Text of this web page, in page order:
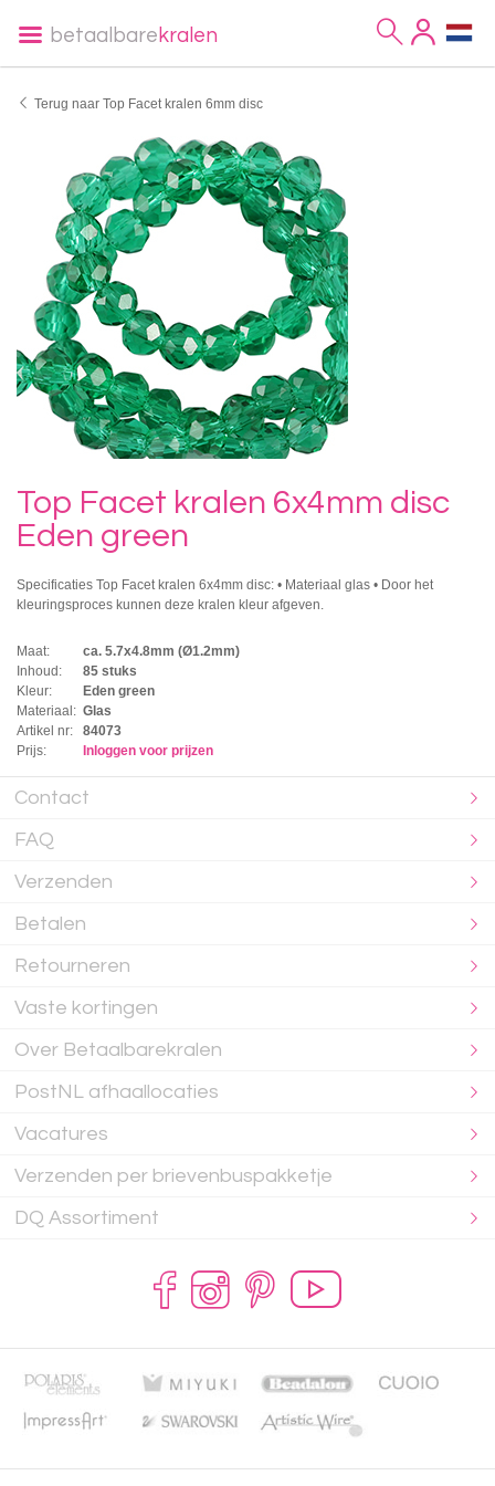
betaalbare kralen
Terug naar Top Facet kralen 6mm disc
Top Facet kralen 6x4mm disc
Eden green
Specificaties Top Facet kralen 6x4mm disc: • Materiaal glas • Door het
kleuringsproces kunnen deze kralen kleur afgeven.
Maat:
ca. 5.7x4.8mm (Ø1.2mm)
Inhoud:
85 stuks
Kleur:
Eden green
Materiaal: Glas
Artikel nr:
84073
Prijs:
Inloggen voor prijzen
Contact
FAQ
Verzenden
Betalen
Retourneren
Vaste kortingen
Over Betaalbarekralen
PostNL afhaallocaties
Vacatures
Verzenden per brievenbuspakketje
DQ Assortiment